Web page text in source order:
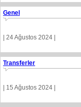
Genel
| 24 Ağustos 2024 |
Transferler
| 15 Ağustos 2024 |